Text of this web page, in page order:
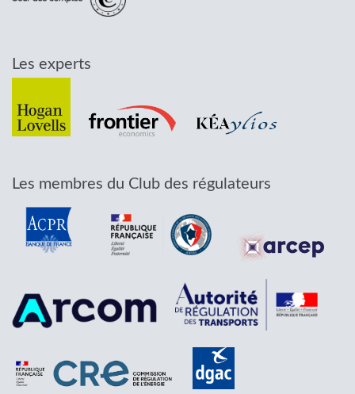
Les experts
Les membres du Club des régulateurs